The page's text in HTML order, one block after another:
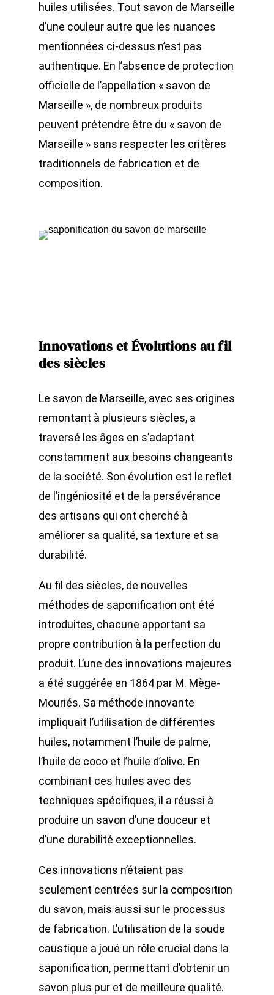
huiles utilisées. Tout savon de Marseille
d’une couleur autre que les nuances
mentionnées ci-dessus n’est pas
authentique. En l’absence de protection
officielle de l’appellation « savon de
Marseille », de nombreux produits
peuvent prétendre être du « savon de
Marseille » sans respecter les critères
traditionnels de fabrication et de
composition.
Innovations et Évolutions au fil
des siècles
Le savon de Marseille, avec ses origines
remontant à plusieurs siècles, a
traversé les âges en s’adaptant
constamment aux besoins changeants
de la société. Son évolution est le reflet
de l’ingéniosité et de la persévérance
des artisans qui ont cherché à
améliorer sa qualité, sa texture et sa
durabilité.
Au fil des siècles, de nouvelles
méthodes de saponification ont été
introduites, chacune apportant sa
propre contribution à la perfection du
produit. L’une des innovations majeures
a été suggérée en 1864 par M. Mège-
Mouriés. Sa méthode innovante
impliquait l’utilisation de différentes
huiles, notamment l’huile de palme,
l’huile de coco et l’huile d’olive. En
combinant ces huiles avec des
techniques spécifiques, il a réussi à
produire un savon d’une douceur et
d’une durabilité exceptionnelles.
Ces innovations n’étaient pas
seulement centrées sur la composition
du savon, mais aussi sur le processus
de fabrication. L’utilisation de la soude
caustique a joué un rôle crucial dans la
saponification, permettant d’obtenir un
savon plus pur et de meilleure qualité.